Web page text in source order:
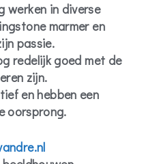
werken in diverse
marmer en
passie.
redelijk goed met de
zijn.
en hebben een
oorsprong.